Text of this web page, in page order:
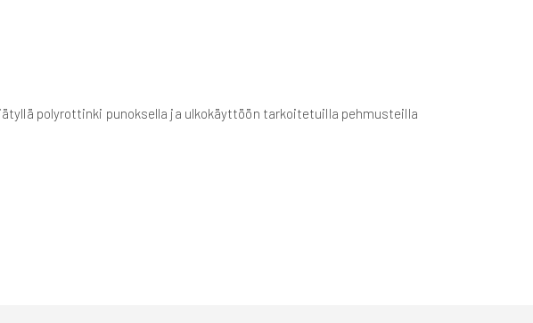
polyrottinki punoksella ja ulkokäyttöön tarkoitetuilla pehmusteilla